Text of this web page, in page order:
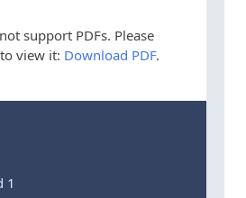
support PDFs. Please
view it: Download PDF.
1